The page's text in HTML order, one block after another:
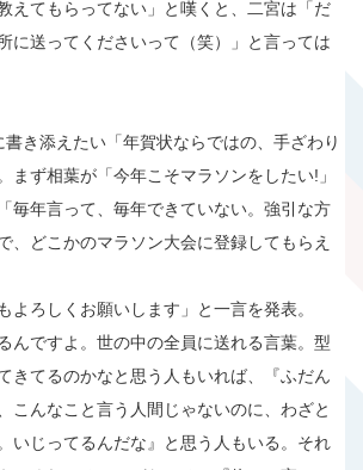
えてもらってない」と嘆くと、二宮は「だ
に送ってくださいって（笑）」と言っては
き添えたい「年賀状ならではの、手ざわり
まず相葉が「今年こそマラソンをしたい!」
毎年言って、毎年できていない。強引な方
、どこかのマラソン大会に登録してもらえ
よろしくお願いします」と一言を発表。
んですよ。世の中の全員に送れる言葉。型
きてるのかなと思う人もいれば、『ふだん
こんなこと言う人間じゃないのに、わざと
いじってるんだな』と思う人もいる。それ